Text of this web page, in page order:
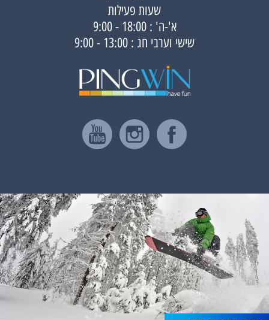
שעות פעילות
א'-ה' : 18:00 - 9:00
שישי וערבי חג : 13:00 - 9:00